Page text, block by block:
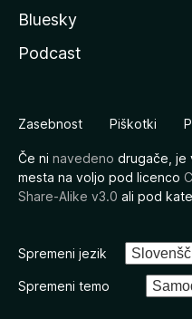
Bluesky
Podcast
Zasebnost Piškotki
Če ni navedeno drugače, je
mesta na voljo pod licenco
Share-Alike v3.0 ali pod
Spremeni jezik
Spremeni temo